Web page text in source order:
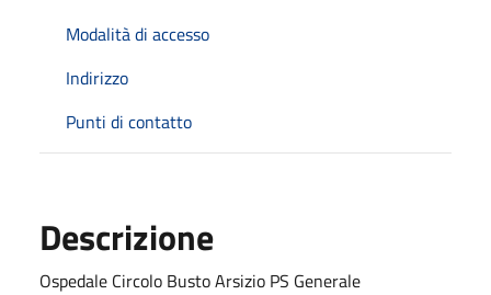
Modalità di accesso
Indirizzo
Punti di contatto
Descrizione
Ospedale Circolo Busto Arsizio PS Generale